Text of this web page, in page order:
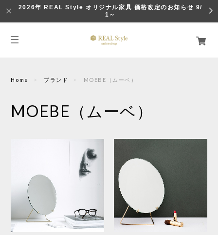
2026年 REAL Style オリジナル家具 価格改定のお知らせ 9/
1～
Home ブランド MOEBE（ムーベ）
MOEBE（ムーベ）